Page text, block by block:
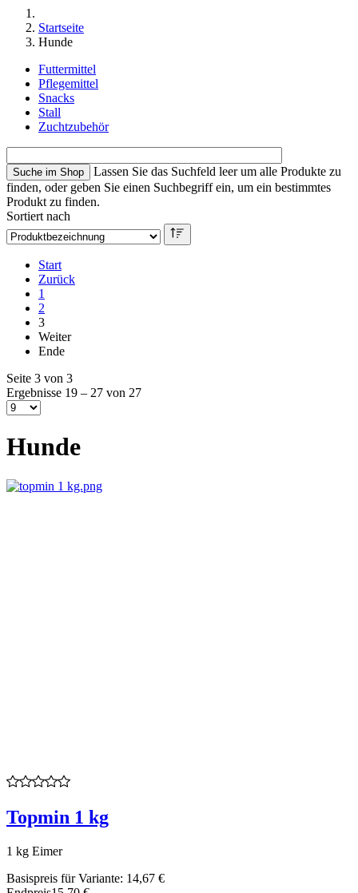
Startseite
Hunde
Futtermittel
Pflegemittel
Snacks
Stall
Zuchtzubehör
Lassen Sie das Suchfeld leer um alle Produkte zu
finden, oder geben Sie einen Suchbegriff ein, um ein bestimmtes
Produkt zu finden.
Sortiert nach
Start
Zurück
1
2
3
Weiter
Ende
Seite 3 von 3
Ergebnisse 19 – 27 von 27
Hunde
Topmin 1 kg
1 kg Eimer
Basispreis für Variante: 14,67 €